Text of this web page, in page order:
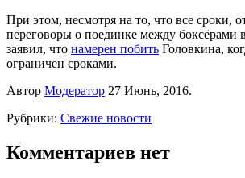
При этом, несмотря на то, что все сроки,
переговоры о поединке между боксёрами
заявил, что намерен побить Головкина,
ограничен сроками.
Автор Модератор 27 Июнь, 2016.
Рубрики: Свежие новости
Комментариев нет